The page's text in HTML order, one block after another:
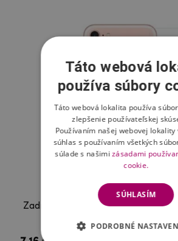
Zadné ochranné tvrdené sklo na
Táto webová
používa súbory
Táto webová lokalita používa
zlepšenie používateľskej
Používaním našej webovej
súhlas s používaním všetkých
súlade s našimizásadami
cookie.
SÚHLASÍM
PODROBNÉ